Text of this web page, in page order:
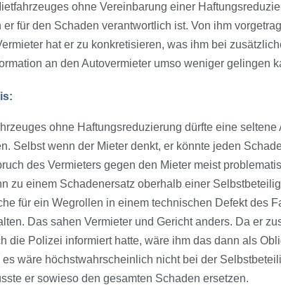
ohne Vereinbarung einer
er für den Schaden verantwortlich ist. Von ihm
hat er zu konkretisieren, was ihm bei
an den Autovermieter umso weniger gelingen
ohne Haftungsreduzierung dürfte eine
Selbst wenn der Mieter denkt, er könnte jeden
des Vermieters gegen den Mieter meist
zu einem Schadenersatz oberhalb einer
für ein Wegrollen in einem technischen Defekt des
Das sahen Vermieter und Gericht anders. Da er
die Polizei informiert hatte, wäre ihm das dann als
wäre höchstwahrscheinlich nicht bei der
er sowieso den gesamten Schaden ersetzen.